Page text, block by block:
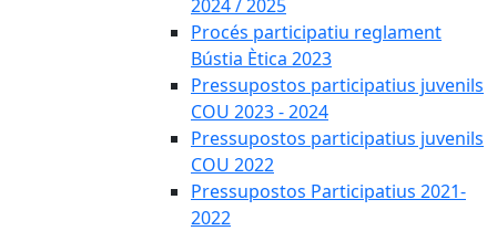
2024 / 2025
Procés participatiu reglament
Bústia Ètica 2023
Pressupostos participatius juvenils
COU 2023 - 2024
Pressupostos participatius juvenils
COU 2022
Pressupostos Participatius 2021-
2022